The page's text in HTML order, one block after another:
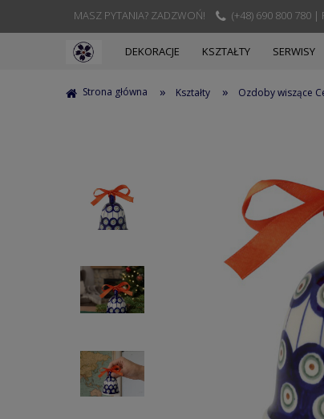
MASZ PYTANIA? ZADZWOŃ! (+48) 690 800 780 |
DEKORACJE KSZTAŁTY SERWISY
Strona główna » Kształty » Ozdoby wiszące